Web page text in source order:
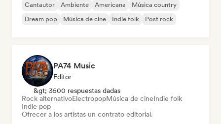
Cantautor Ambiente Americana
Música country
Dream pop
Música de cine Indie folk Post rock
PA74 Music
Editor
&gt; 3500 respuestas dadas
Rock alternativoElectropopMúsica de cineIndie folk
Indie pop
Ofrecer a los artistas un contrato editorial.